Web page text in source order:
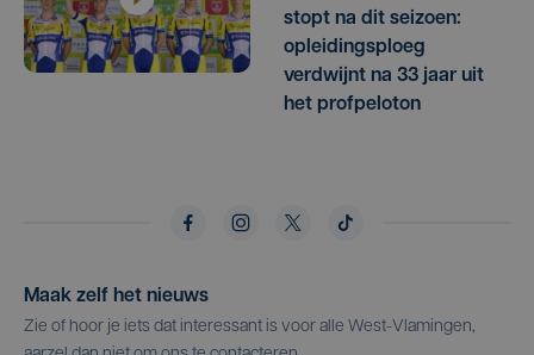
stopt na dit seizoen:
opleidingsploeg
verdwijnt na 33 jaar uit
het profpeloton
Maak zelf het nieuws
Zie of hoor je iets dat interessant is voor alle West-Vlamingen,